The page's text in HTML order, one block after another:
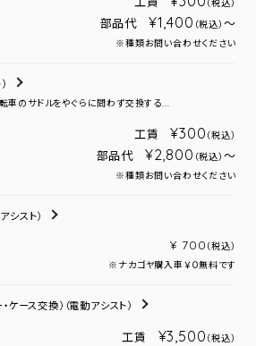
（税込）
部品代 ¥1,400 （税込） ～
※種類お問い合わせください
車のサドルをやぐらに問わず交換する...
工賃 ¥300 （税込）
部品代 ¥2,800 （税込） ～
※種類お問い合わせください
シスト）
¥ 700 （税込）
※ナカゴヤ購入車￥０無料です
・ケース交換） （電動アシスト）
工賃 ¥3,500 （税込）